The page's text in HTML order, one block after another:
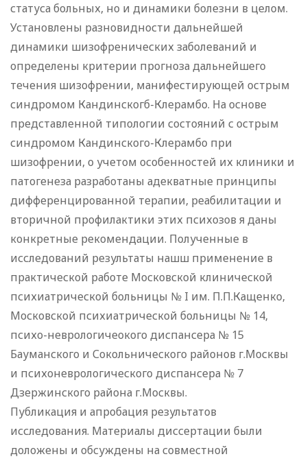
статуса больных, но и динамики болезни в целом.
Установлены разновидности дальнейшей
динамики шизофренических заболеваний и
определены критерии прогноза дальнейшего
течения шизофрении, манифестирующей острым
синдромом Кандинскогб-Клерамбо. На основе
представленной типологии состояний с острым
синдромом Кандинского-Клерамбо при
шизофрении, о учетом особенностей их клиники и
патогенеза разработаны адекватные принципы
дифференцированной терапии, реабилитации и
вторичной профилактики этих психозов я даны
конкретные рекомендации. Полученные в
исследований результаты нашш применение в
практической работе Московской клинической
психиатрической больницы № I им. П.П.Кащенко,
Московской психиатрической больницы № 14,
психо-неврологичеокого диспансера № 15
Бауманского и Сокольнического районов г.Москвы
и психоневрологического диспансера № 7
Дзержинского района г.Москвы.
Публикация и апробация результатов
исследования. Материалы диссертации были
доложены и обсуждены на совместной